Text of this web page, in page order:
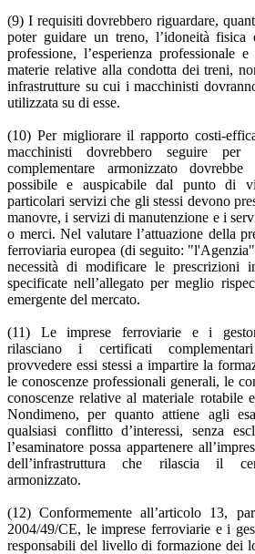
(9) I requisiti dovrebbero riguardare,
poter guidare un treno, l’idoneità fisica
professione, l’esperienza professionale
materie relative alla condotta dei treni,
infrastrutture su cui i macchinisti
utilizzata su di esse.
(10) Per migliorare il rapporto costi-
macchinisti dovrebbero seguire per
complementare armonizzato
possibile e auspicabile dal punto di
particolari servizi che gli stessi devono
manovre, i servizi di manutenzione e i
o merci. Nel valutare l’attuazione della
ferroviaria europea (di seguito:
necessità di modificare le prescrizioni
specificate nell’allegato per meglio
emergente del mercato.
(11) Le imprese ferroviarie e i
rilasciano i certificati
provvedere essi stessi a impartire la
le conoscenze professionali generali, le
conoscenze relative al materiale rotabile
Nondimeno, per quanto attiene agli
qualsiasi conflitto d’interessi, senza
l’esaminatore possa appartenere
dell’infrastruttura che rilascia il
armonizzato.
(12) Conformemente all’articolo 13,
2004/49/CE, le imprese ferroviarie e i
responsabili del livello di formazione dei